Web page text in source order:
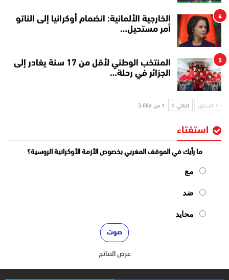
4
الخارجية الألمانية: انضمام أوكرانيا إلى الناتو
أمر مستحيل…
5
المنتخب الوطني لأقل من 17 سنة يغادر إلى
الجزائر في رحلة…
السابق التالي 1 من 3٬086
استفتاء
ما رأيك في الموقف المغربي بخصوص الأزمة الأوكرانية الروسية؟
مع
ضد
محايد
عرض النتائج